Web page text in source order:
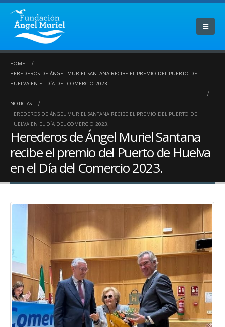
HOME
HEREDEROS DE ÁNGEL MURIEL SANTANA RECIBE EL PREMIO DEL PUERTO DE
HUELVA EN EL DÍA DEL COMERCIO 2023.
NOTICIAS
HEREDEROS DE ÁNGEL MURIEL SANTANA RECIBE EL PREMIO DEL PUERTO DE
HUELVA EN EL DÍA DEL COMERCIO 2023.
Herederos de Ángel Muriel Santana
recibe el premio del Puerto de Huelva
en el Día del Comercio 2023.